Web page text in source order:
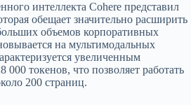
интеллекта Cohere представил
обещает значительно расширить
объемов корпоративных
на мультимодальных
увеличенным
токенов, что позволяет работать
200 страниц.